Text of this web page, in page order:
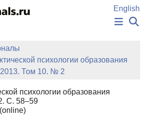
содержанию
English
НОВОСТИ
ИЗДАНИЯ
АВТОРЫ
БАЗА ЗНАНИЙ
КЛЮЧЕВЫЕ СЛОВА
психологии образования
2013. Том 10. № 2
психологии образования
С. 58–59